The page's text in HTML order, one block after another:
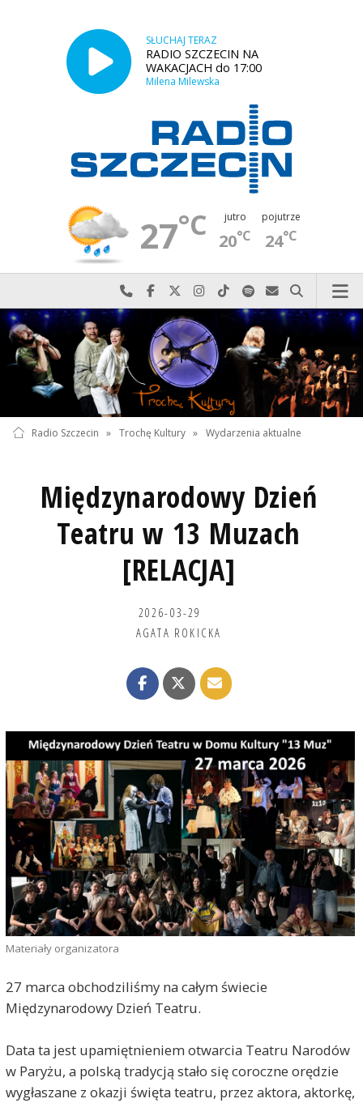
SŁUCHAJ TERAZ
RADIO SZCZECIN NA
WAKACJACH do 17:00
Milena Milewska
27°C jutro
20°C
pojutrze
24°C
Najlepiej po prostu do nas zadzwoń
Odwiedź nas na Facebook-u
Odwiedź nas na X
Odwiedź nas na Instagram-ie
Odwiedź nas na TikTok-u
Szukaj nas na Spotify
Wyślij do nas
Szukaj
Radio Szczecin » Trochę Kultury » Wydarzenia aktualne
Międzynarodowy Dzień
Teatru w 13 Muzach
[RELACJA]
2026-03-29
AGATA ROKICKA
Materiały organizatora
27 marca obchodziliśmy na całym świecie
Międzynarodowy Dzień Teatru.
Data ta jest upamiętnieniem otwarcia Teatru Narodów
w Paryżu, a polską tradycją stało się coroczne orędzie
wygłaszane z okazji święta teatru, przez aktora, aktorkę,